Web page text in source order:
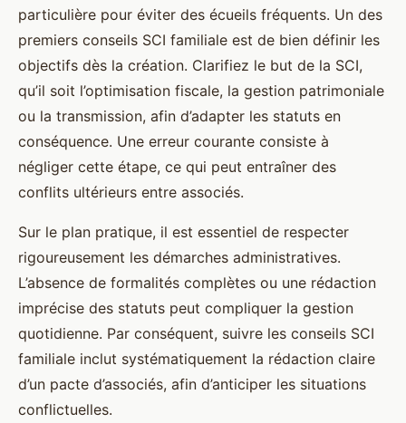
particulière pour éviter des écueils fréquents. Un des
premiers conseils SCI familiale est de bien définir les
objectifs dès la création. Clarifiez le but de la SCI,
qu’il soit l’optimisation fiscale, la gestion patrimoniale
ou la transmission, afin d’adapter les statuts en
conséquence. Une erreur courante consiste à
négliger cette étape, ce qui peut entraîner des
conflits ultérieurs entre associés.
Sur le plan pratique, il est essentiel de respecter
rigoureusement les démarches administratives.
L’absence de formalités complètes ou une rédaction
imprécise des statuts peut compliquer la gestion
quotidienne. Par conséquent, suivre les conseils SCI
familiale inclut systématiquement la rédaction claire
d’un pacte d’associés, afin d’anticiper les situations
conflictuelles.